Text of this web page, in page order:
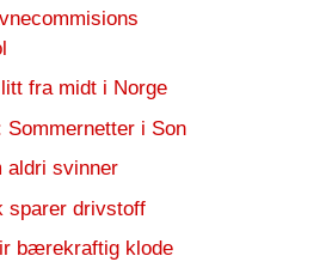
fra midt i Norge
i Son
aldri svinner
sparer drivstoff
bærekraftig klode